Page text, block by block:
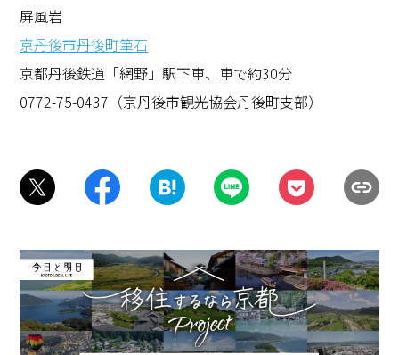
屏風岩
京丹後市丹後町筆石
京都丹後鉄道「網野」駅下車、車で約30分
0772-75-0437（京丹後市観光協会丹後町支部）